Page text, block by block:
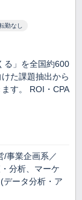
勤なし
る」を全国約600
た課題抽出から
す。 ROI・CPA
/事業企画系／
分析、マーケ
データ分析・ア